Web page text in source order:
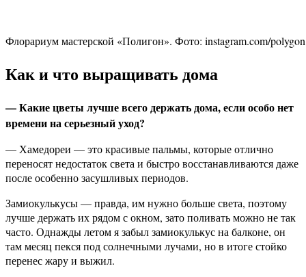
Флорариум мастерской «Полигон». Фото: instagram.com/
Как и что выращивать дома
— Какие цветы лучше всего держать дома, если особо нет
времени на серьезный уход?
— Хамедореи — это красивые пальмы, которые отлично
переносят недостаток света и быстро восстанавливаются даже
после особенно засушливых периодов.
Замиокулькусы — правда, им нужно больше света, поэтому
лучше держать их рядом с окном, зато поливать можно не так
часто. Однажды летом я забыл замиокулькус на балконе, он
там месяц пекся под солнечными лучами, но в итоге стойко
перенес жару и выжил.